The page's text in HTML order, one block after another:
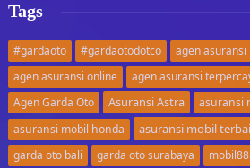
Tags
#gardaoto #gardaotodotco
agen asuransi
agen asuransi online
agen asuransi
Agen Garda Oto
Asuransi Astra
asuransi
asuransi mobil honda
asuransi mobil
garda oto bali garda oto surabaya mobil88